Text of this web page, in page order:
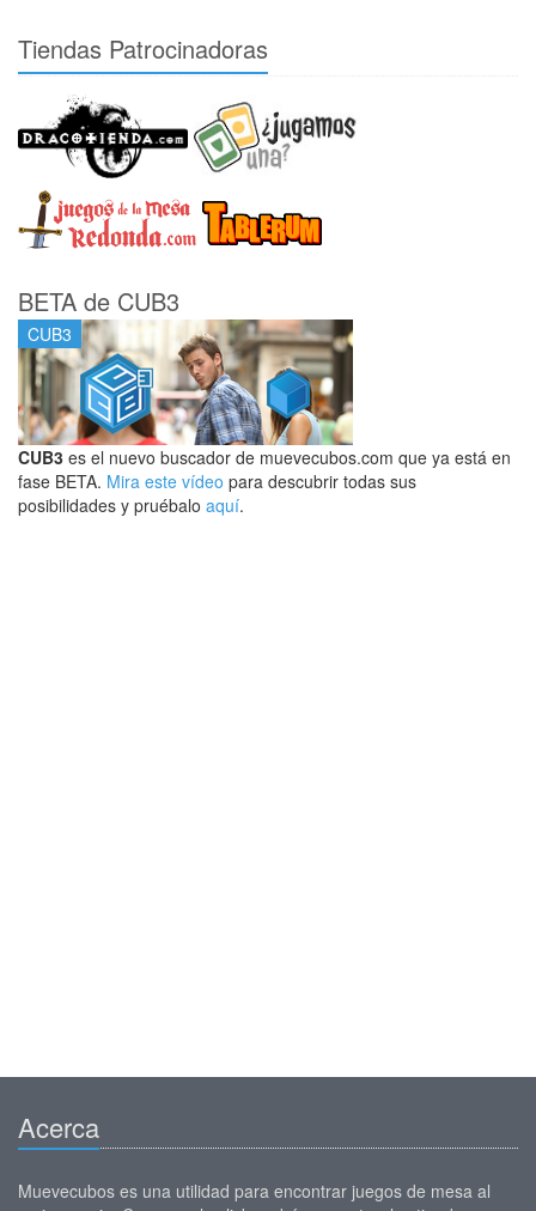
Tiendas Patrocinadoras
BETA de CUB3
CUB3
CUB3 es el nuevo buscador de muevecubos.com que ya está en
fase BETA. Mira este vídeo para descubrir todas sus
posibilidades y pruébalo aquí.
Acerca
Muevecubos es una utilidad para encontrar juegos de mesa al